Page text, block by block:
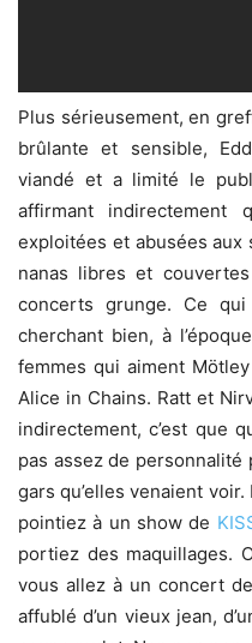
Plus sérieusement, en
brûlante et sensible,
viandé et a limité le
affirmant indirectement
exploitées et abusées
nanas libres et
concerts grunge. Ce
cherchant bien, à
femmes qui aiment
Alice in Chains. Ratt et
indirectement, c’est que
pas assez de
gars qu’elles venaient
pointiez à un show de
portiez des maquillages.
vous allez à un concert
affublé d’un vieux jean,